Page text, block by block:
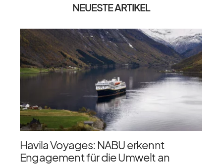
NEUESTE ARTIKEL
Havila Voyages: NABU erkennt
Engagement für die Umwelt an